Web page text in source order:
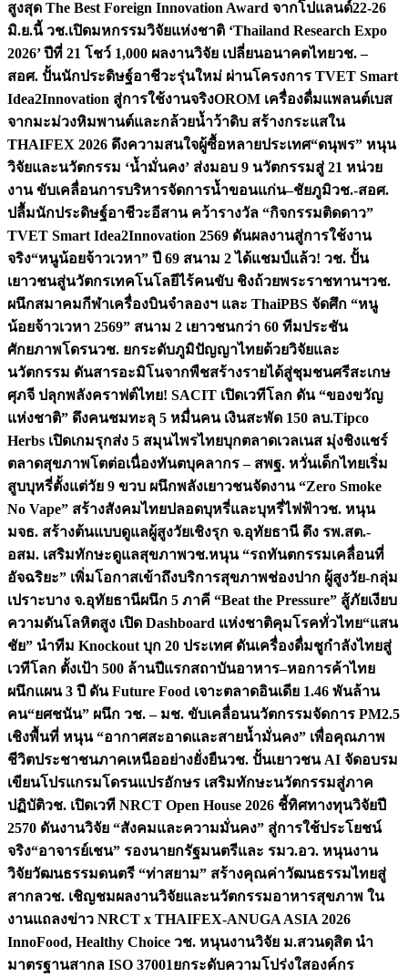
สูงสุด The Best Foreign Innovation Award จากโปแลนด์22-26
มิ.ย.นี้ วช.เปิดมหกรรมวิจัยแห่งชาติ ‘Thailand Research Expo
2026’ ปีที่ 21 โชว์ 1,000 ผลงานวิจัย เปลี่ยนอนาคตไทยวช. –
สอศ. ปั้นนักประดิษฐ์อาชีวะรุ่นใหม่ ผ่านโครงการ TVET Smart
Idea2Innovation สู่การใช้งานจริงOROM เครื่องดื่มแพลนต์เบส
จากมะม่วงหิมพานต์และกล้วยน้ำว้าดิบ สร้างกระแสใน
THAIFEX 2026 ดึงความสนใจผู้ซื้อหลายประเทศ“ดนุพร” หนุน
วิจัยและนวัตกรรม ‘น้ำมั่นคง’ ส่งมอบ 9 นวัตกรรมสู่ 21 หน่วย
งาน ขับเคลื่อนการบริหารจัดการน้ำขอนแก่น–ชัยภูมิวช.-สอศ.
ปลื้มนักประดิษฐ์อาชีวะอีสาน คว้ารางวัล “กิจกรรมติดดาว”
TVET Smart Idea2Innovation 2569 ดันผลงานสู่การใช้งาน
จริง“หนูน้อยจ้าวเวหา” ปี 69 สนาม 2 ได้แชมป์แล้ว! วช. ปั้น
เยาวชนสู่นวัตกรเทคโนโลยีไร้คนขับ ชิงถ้วยพระราชทานฯวช.
ผนึกสมาคมกีฬาเครื่องบินจำลองฯ และ ThaiPBS จัดศึก “หนู
น้อยจ้าวเวหา 2569” สนาม 2 เยาวชนกว่า 60 ทีมประชัน
ศักยภาพโดรนวช. ยกระดับภูมิปัญญาไทยด้วยวิจัยและ
นวัตกรรม ดันสารอะมิโนจากพืชสร้างรายได้สู่ชุมชนศรีสะเกษ
ศุภจี ปลุกพลังคราฟต์ไทย! SACIT เปิดเวทีโลก ดัน “ของขวัญ
แห่งชาติ” ดึงคนชมทะลุ 5 หมื่นคน เงินสะพัด 150 ลบ.Tipco
Herbs เปิดเกมรุกส่ง 5 สมุนไพรไทยบุกตลาดเวลเนส มุ่งชิงแชร์
ตลาดสุขภาพโตต่อเนื่องทันตบุคลากร – สพฐ. หวั่นเด็กไทยเริ่ม
สูบบุหรี่ตั้งแต่วัย 9 ขวบ ผนึกพลังเยาวชนจัดงาน “Zero Smoke
No Vape” สร้างสังคมไทยปลอดบุหรี่และบุหรี่ไฟฟ้าวช. หนุน
มจธ. สร้างต้นแบบดูแลผู้สูงวัยเชิงรุก จ.อุทัยธานี ดึง รพ.สต.-
อสม. เสริมทักษะดูแลสุขภาพวช.หนุน “รถทันตกรรมเคลื่อนที่
อัจฉริยะ” เพิ่มโอกาสเข้าถึงบริการสุขภาพช่องปาก ผู้สูงวัย-กลุ่ม
เปราะบาง จ.อุทัยธานีผนึก 5 ภาคี “Beat the Pressure” สู้ภัยเงียบ
ความดันโลหิตสูง เปิด Dashboard แห่งชาติคุมโรคทั่วไทย“แสน
ชัย” นำทีม Knockout บุก 20 ประเทศ ดันเครื่องดื่มชูกำลังไทยสู่
เวทีโลก ตั้งเป้า 500 ล้านปีแรกสถาบันอาหาร–หอการค้าไทย
ผนึกแผน 3 ปี ดัน Future Food เจาะตลาดอินเดีย 1.46 พันล้าน
คน“ยศชนัน” ผนึก วช. – มช. ขับเคลื่อนนวัตกรรมจัดการ PM2.5
เชิงพื้นที่ หนุน “อากาศสะอาดและสายน้ำมั่นคง” เพื่อคุณภาพ
ชีวิตประชาชนภาคเหนืออย่างยั่งยืนวช. ปั้นเยาวชน AI จัดอบรม
เขียนโปรแกรมโดรนแปรอักษร เสริมทักษะนวัตกรรมสู่ภาค
ปฏิบัติวช. เปิดเวที NRCT Open House 2026 ชี้ทิศทางทุนวิจัยปี
2570 ดันงานวิจัย “สังคมและความมั่นคง” สู่การใช้ประโยชน์
จริง“อาจารย์เชน” รองนายกรัฐมนตรีและ รมว.อว. หนุนงาน
วิจัยวัฒนธรรมดนตรี “ท่าสยาม” สร้างคุณค่าวัฒนธรรมไทยสู่
สากลวช. เชิญชมผลงานวิจัยและนวัตกรรมอาหารสุขภาพ ใน
งานแถลงข่าว NRCT x THAIFEX-ANUGA ASIA 2026
InnoFood, Healthy Choice วช. หนุนงานวิจัย ม.สวนดุสิต นำ
มาตรฐานสากล ISO 37001ยกระดับความโปร่งใสองค์กร